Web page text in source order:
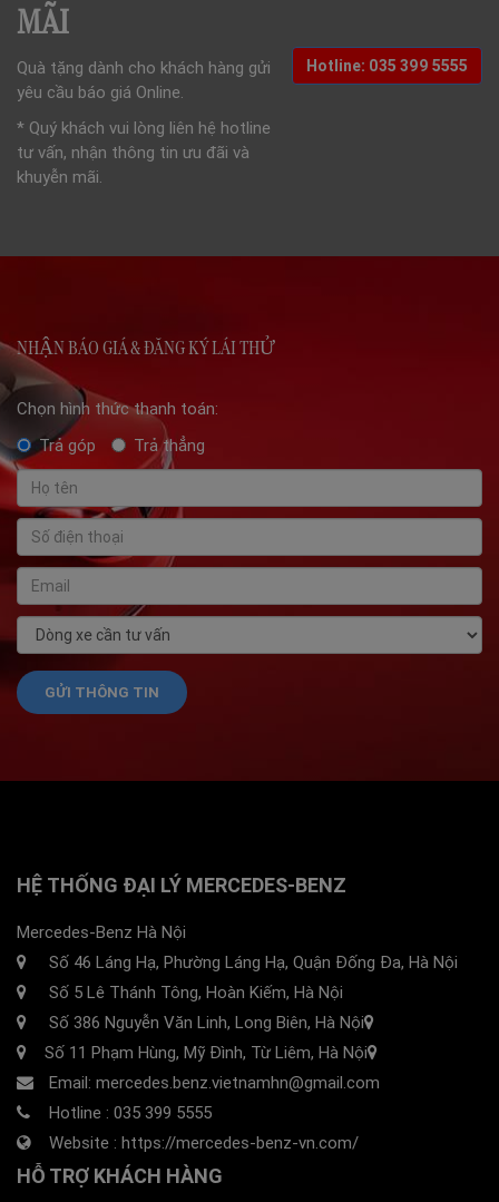
MÃI
Quà tặng dành cho khách hàng gửi
yêu cầu báo giá Online.
* Quý khách vui lòng liên hệ hotline
tư vấn, nhận thông tin ưu đãi và
khuyễn mãi.
Hotline: 035 399 5555
NHẬN BÁO GIÁ & ĐĂNG KÝ LÁI THỬ
Chọn hình thức thanh toán:
Trả góp
Trả thẳng
HỆ THỐNG ĐẠI LÝ MERCEDES-BENZ
Mercedes-Benz Hà Nội
Số 46 Láng Hạ, Phường Láng Hạ, Quận Đống Đa, Hà Nội
Số 5 Lê Thánh Tông, Hoàn Kiếm, Hà Nội
Số 386 Nguyễn Văn Linh, Long Biên, Hà Nội
Số 11 Phạm Hùng, Mỹ Đình, Từ Liêm, Hà Nội
Email: mercedes.benz.vietnamhn@gmail.com
Hotline : 035 399 5555
Website : https://mercedes-benz-vn.com/
HỖ TRỢ KHÁCH HÀNG